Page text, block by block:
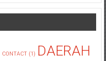
CONTACT(1) DAERAH